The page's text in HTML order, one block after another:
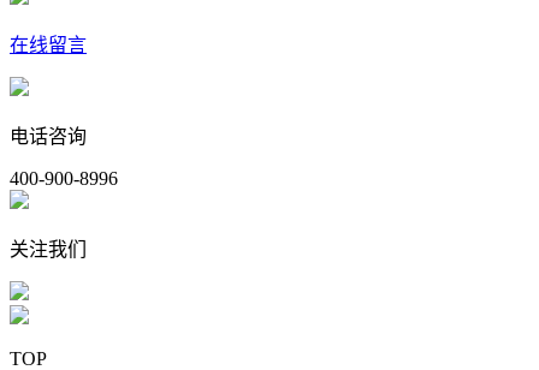
在线留言
电话咨询
400-900-8996
关注我们
TOP